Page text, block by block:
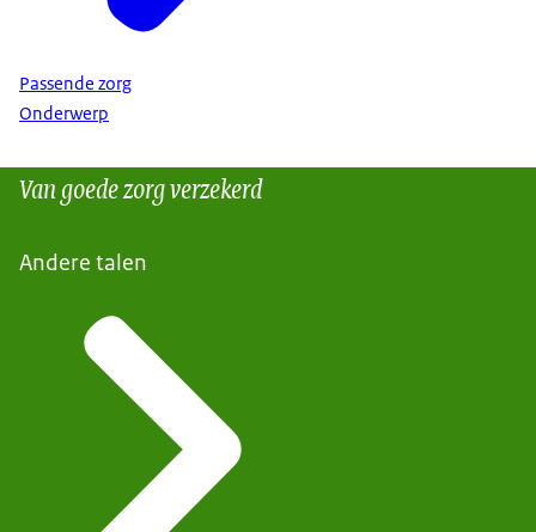
Passende zorg
Onderwerp
Van goede zorg verzekerd
Andere talen